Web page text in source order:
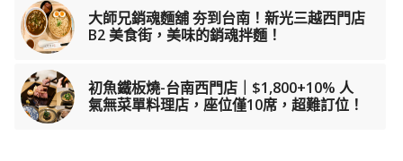
大師兄銷魂麵舖 夯到台南！新光三越西門店
B2 美食街，美味的銷魂拌麵！
初魚鐵板燒-台南西門店｜$1,800+10% 人
氣無菜單料理店，座位僅10席，超難訂位！